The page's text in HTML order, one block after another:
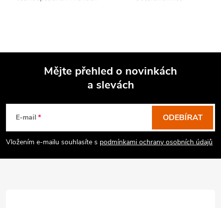
Mějte přehled o novinkách
a slevách
E-mail
Vložením e-mailu souhlasíte s podmínkami ochrany osobních údajů
ODEBÍRAT